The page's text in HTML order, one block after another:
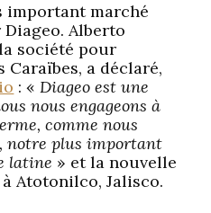
important marché
Alberto
société pour
Caraïbes, a déclaré,
: «Diageo est une
nous engageons à
comme nous
notre plus important
latine » et la nouvelle
Atotonilco, Jalisco.